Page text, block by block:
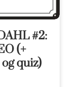
#2:
(+
quiz)